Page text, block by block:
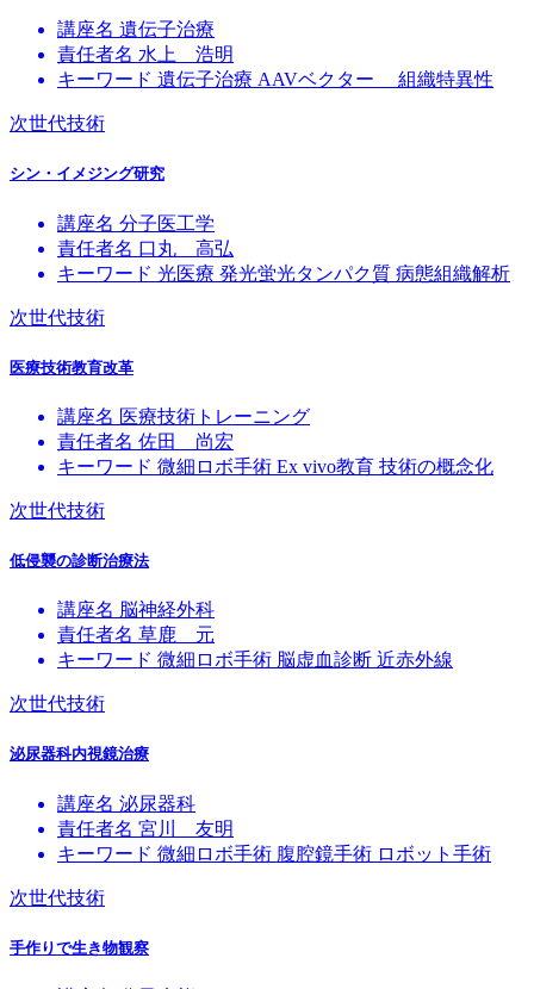
講座名 遺伝子治療
責任者名 水上 浩明
キーワード 遺伝子治療 AAVベクター 組織特異性
次世代技術
シン・イメジング研究
講座名 分子医工学
責任者名 口丸 高弘
キーワード 光医療 発光蛍光タンパク質 病態組織解析
次世代技術
医療技術教育改革
講座名 医療技術トレーニング
責任者名 佐田 尚宏
キーワード 微細ロボ手術 Ex vivo教育 技術の概念化
次世代技術
低侵襲の診断治療法
講座名 脳神経外科
責任者名 草鹿 元
キーワード 微細ロボ手術 脳虚血診断 近赤外線
次世代技術
泌尿器科内視鏡治療
講座名 泌尿器科
責任者名 宮川 友明
キーワード 微細ロボ手術 腹腔鏡手術 ロボット手術
次世代技術
手作りで生き物観察